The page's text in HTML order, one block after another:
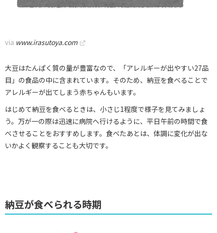
via www.irasutoya.com
大豆はたんぱく質の量が豊富なので、「アレルギーが出やすい27品
目」の食品の中に含まれています。そのため、納豆を食べることで
アレルギーが出てしまう赤ちゃんもいます。
はじめて納豆を食べるときは、小さじ1程度で様子を見てみましょ
う。万が一の際は迅速に病院へ行けるように、平日午前の時間で食
べさせることをおすすめします。食べたあとは、体調に変化が出な
いかよく観察することも大切です。
納豆が食べられる時期